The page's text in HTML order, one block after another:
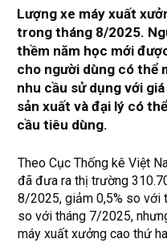
Lượng xe máy xuất
trong tháng 8/2025.
thềm năm học mới
cho người dùng có thể
nhu cầu sử dụng với
sản xuất và đại lý có
cầu tiêu dùng.
Theo Cục Thống kê Việt
đã đưa ra thị trường
8/2025, giảm 0,5% so với
so với tháng 7/2025,
máy xuất xưởng cao thứ